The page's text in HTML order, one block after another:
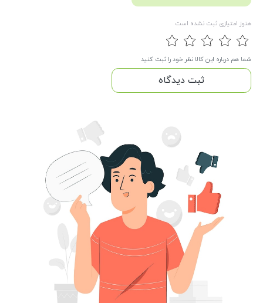
هنوز امتیازی ثبت نشده است
شما هم درباره این کالا نظر خود را ثبت کنید
ثبت دیدگاه